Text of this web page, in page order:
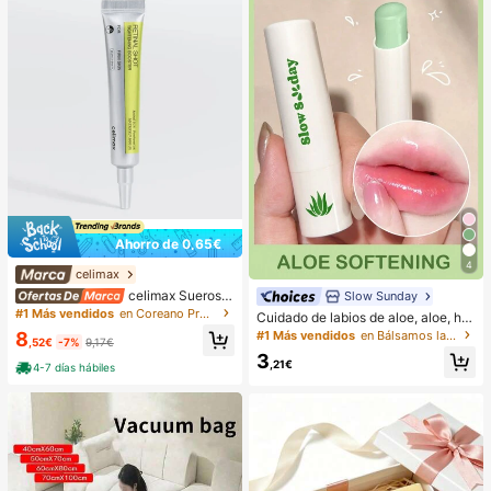
Ahorro de 0,65€
celimax
celimax Sueros y
tratamiento facial
#1 Más vendidos en Coreano Protección de la piel
8 ,52€ -7% 9,17€
4-7 días hábiles
4
Slow Sunday
Cuidado de labios de aloe, aloe, hid
ratante e hidratante, cuidado diario
abios, favor de frutas, buena opción
el cuidado de labios de verano
#1 Más vendidos en Bálsamos labiales Cuidado de los labios
3 ,21€